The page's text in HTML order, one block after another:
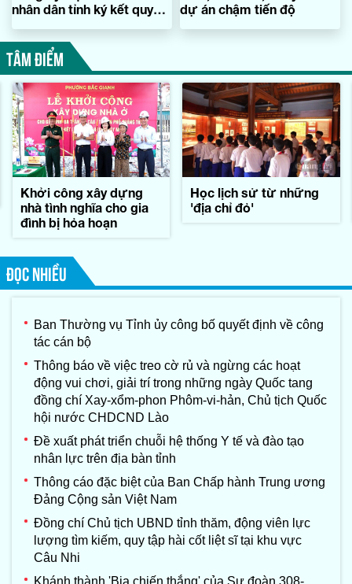
nhân dân tỉnh ký kết quy
dự án chậm tiến độ
TÂM ĐIỂM
Khởi công xây dựng
nhà tình nghĩa cho gia
đình bị hỏa hoạn
Học lịch sử từ những
'địa chỉ đỏ'
ĐỌC NHIỀU
Ban Thường vụ Tỉnh ủy công bố quyết định về công
tác cán bộ
Thông báo về việc treo cờ rủ và ngừng các hoạt
động vui chơi, giải trí trong những ngày Quốc tang
đồng chí Xay-xổm-phon Phôm-vi-hản, Chủ tịch Quốc
hội nước CHDCND Lào
Đề xuất phát triển chuỗi hệ thống Y tế và đào tạo
nhân lực trên địa bàn tỉnh
Thông cáo đặc biệt của Ban Chấp hành Trung ương
Đảng Cộng sản Việt Nam
Đồng chí Chủ tịch UBND tỉnh thăm, động viên lực
lượng tìm kiếm, quy tập hài cốt liệt sĩ tại khu vực
Câu Nhi